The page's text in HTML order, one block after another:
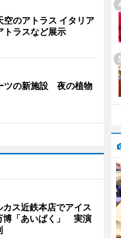
空のアトラス イタリア
ラスなど展示
ツの新施設 夜の植物
カス近鉄本店でアイス
博「あいぱく」 実演